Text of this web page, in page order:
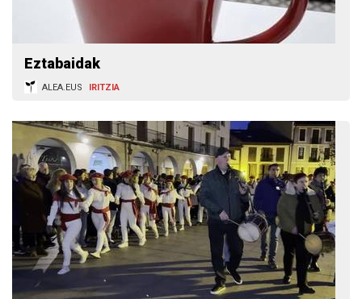
Eztabaidak
ALEA.EUS IRITZIA